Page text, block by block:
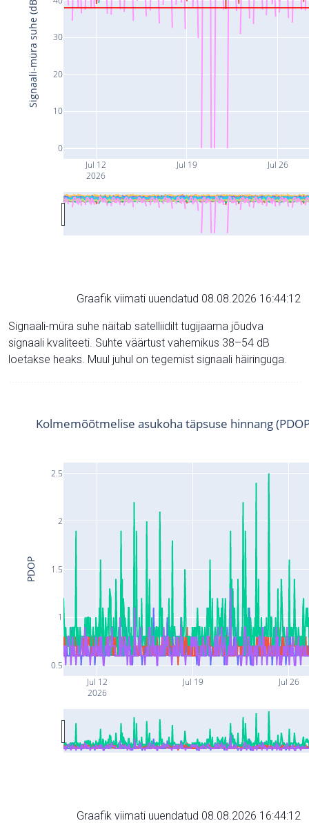
Jul 12
2026
Jul 19 Jul 26
0
10
20
30
Signaali-müra suhe (dB)
Graafik viimati uuendatud 08.08.2026 16:44:12
Signaali-müra suhe näitab satelliidilt tugijaama jõudva
signaali kvaliteeti. Suhte väärtust vahemikus 38–54 dB
loetakse heaks. Muul juhul on tegemist signaali häiringuga.
Jul 12
2026
Jul 19 Jul 26
0.5
1
1.5
2
2.5
Kolmemõõtmelise asukoha täpsuse hinnang
PDOP
Graafik viimati uuendatud 08.08.2026 16:44:12